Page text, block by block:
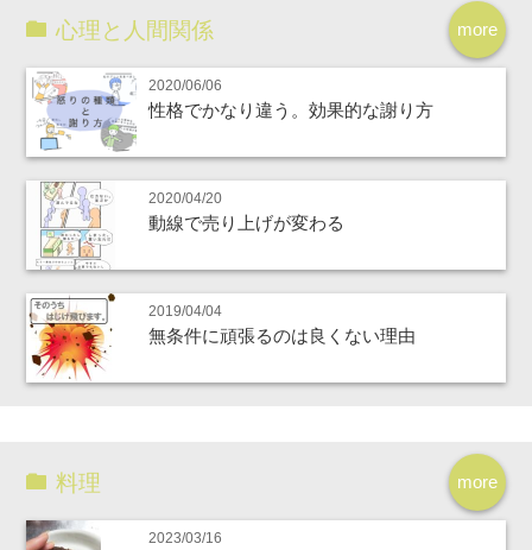
more
心理と人間関係
2020/06/06
性格でかなり違う。効果的な謝り方
2020/04/20
動線で売り上げが変わる
2019/04/04
無条件に頑張るのは良くない理由
more
料理
2023/03/16